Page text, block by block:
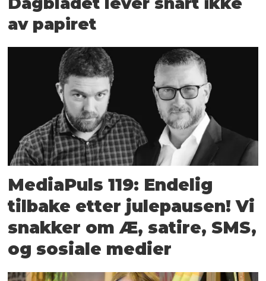
av papiret
MediaPuls 119: Endelig
tilbake etter julepausen! Vi
snakker om Æ, satire, SMS,
og sosiale medier